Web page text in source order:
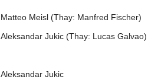
Matteo Meisl (Thay: Manfred Fischer)
Aleksandar Jukic (Thay: Lucas Galvao)
Aleksandar Jukic